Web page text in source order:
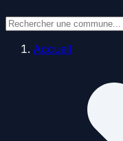
Accueil